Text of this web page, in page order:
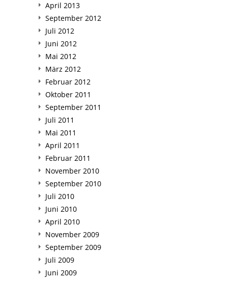
April 2013
September 2012
Juli 2012
Juni 2012
Mai 2012
März 2012
Februar 2012
Oktober 2011
September 2011
Juli 2011
Mai 2011
April 2011
Februar 2011
November 2010
September 2010
Juli 2010
Juni 2010
April 2010
November 2009
September 2009
Juli 2009
Juni 2009